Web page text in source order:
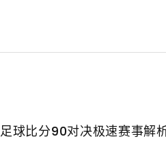
足球比分90对决极速赛事解